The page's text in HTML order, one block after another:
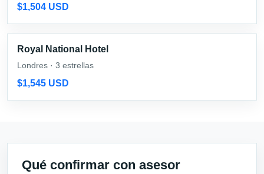
$1,504 USD
Royal National Hotel
Londres · 3 estrellas
$1,545 USD
Qué confirmar con asesor